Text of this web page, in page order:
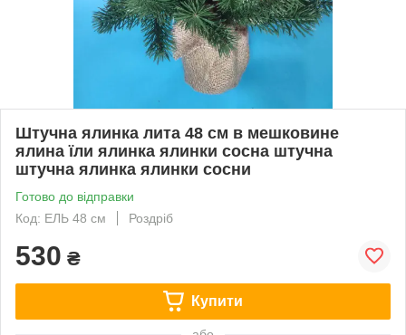
Штучна ялинка лита 48 см в мешковине
ялина їли ялинка ялинки сосна штучна
штучна ялинка ялинки сосни
Готово до відправки
Код: ЕЛЬ 48 см
Роздріб
530 ₴
Купити